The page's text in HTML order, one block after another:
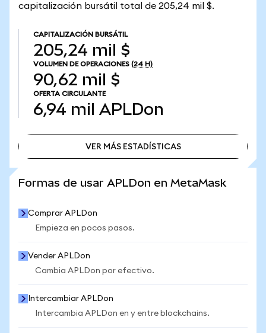
capitalización bursátil total de 205,24 mil $.
CAPITALIZACIÓN BURSÁTIL
205,24 mil $
VOLUMEN DE OPERACIONES (24 H)
90,62 mil $
OFERTA CIRCULANTE
6,94 mil APLDon
VER MÁS ESTADÍSTICAS
Formas de usar APLDon en MetaMask
Comprar APLDon
Empieza en pocos pasos.
Vender APLDon
Cambia APLDon por efectivo.
Intercambiar APLDon
Intercambia APLDon en y entre blockchains.